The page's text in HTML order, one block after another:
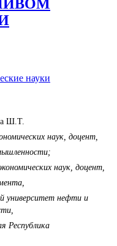
науки
Ш.Т.
наук, доцент,
наук, доцент,
университет нефти и
Республика